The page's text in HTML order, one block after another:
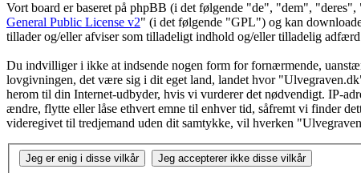
Vort board er baseret på phpBB (i det følgende "de", "dem",
General Public License v2" (i det følgende "GPL") og kan
tillader og/eller afviser som tilladeligt indhold og/eller tilladelig
Du indvilliger i ikke at indsende nogen form for fornærmende,
lovgivningen, det være sig i dit eget land, landet hvor
herom til din Internet-udbyder, hvis vi vurderer det nødvendigt. IP-
ændre, flytte eller låse ethvert emne til enhver tid, såfremt vi finder
videregivet til tredjemand uden dit samtykke, vil hverken